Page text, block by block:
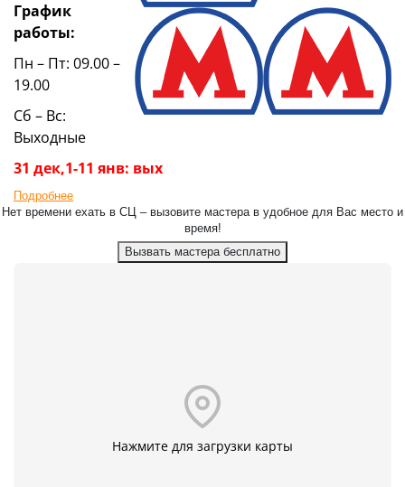
График
работы:
Пн – Пт: 09.00 –
19.00
Сб – Вс:
Выходные
31 дек,1-11 янв: вых
Подробнее
Нет времени ехать в СЦ – вызовите мастера в удобное для Вас место и
время!
Вызвать мастера бесплатно
Нажмите для загрузки карты